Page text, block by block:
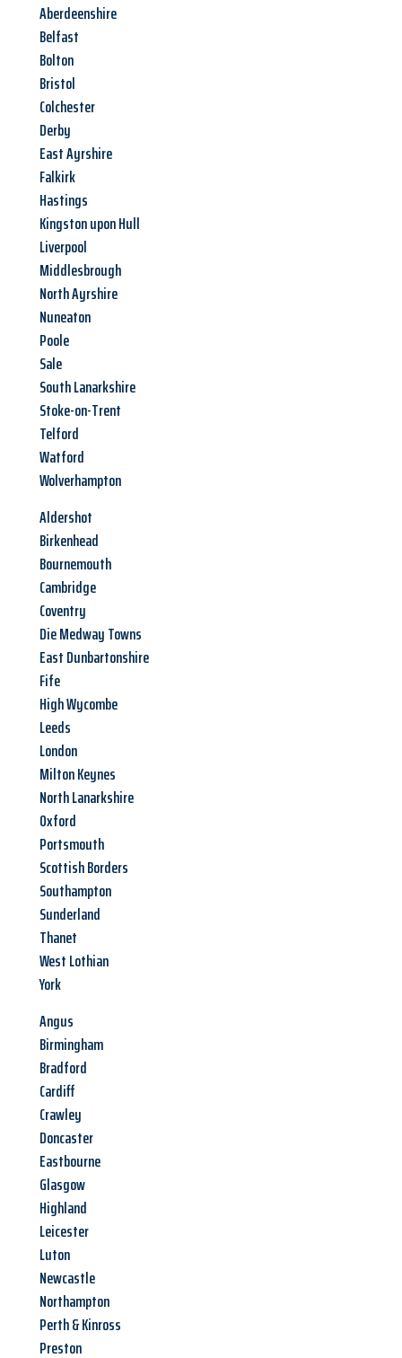
Aberdeenshire
Belfast
Bolton
Bristol
Colchester
Derby
East Ayrshire
Falkirk
Hastings
Kingston upon Hull
Liverpool
Middlesbrough
North Ayrshire
Nuneaton
Poole
Sale
South Lanarkshire
Stoke-on-Trent
Telford
Watford
Wolverhampton
Aldershot
Birkenhead
Bournemouth
Cambridge
Coventry
Die Medway Towns
East Dunbartonshire
Fife
High Wycombe
Leeds
London
Milton Keynes
North Lanarkshire
Oxford
Portsmouth
Scottish Borders
Southampton
Sunderland
Thanet
West Lothian
York
Angus
Birmingham
Bradford
Cardiff
Crawley
Doncaster
Eastbourne
Glasgow
Highland
Leicester
Luton
Newcastle
Northampton
Perth & Kinross
Preston